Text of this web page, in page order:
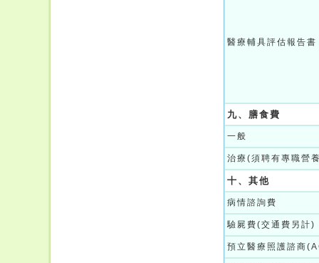
醫療輔具評估報告書
九、膳食費
一般
治療(須聘有專職營
十、其他
病情諮詢費
驗屍費(交通費另計)
預立醫療照護諮商